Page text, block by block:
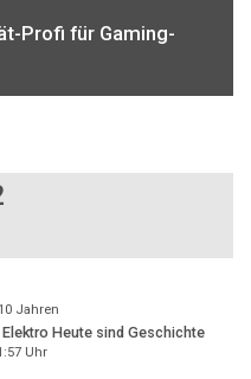
Profi für Gaming-
Jahren
Elektro Heute sind Geschichte
Uhr